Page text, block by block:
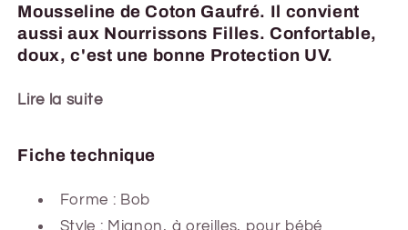
Mousseline de Coton Gaufré. Il convient
aussi aux Nourrissons Filles. Confortable,
doux, c'est une bonne Protection UV.
Lire la suite
Fiche technique
Forme : Bob
Style : Mignon, à oreilles, pour bébé